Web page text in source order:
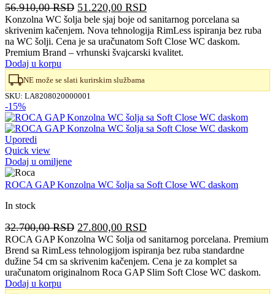
56.910,00RSD Originalna
cena
je
bila:
56.910,00 RSD.
51.220,00 RSDTrenutna
cena
je:
51.220,00 RSD.
Konzolna WC šolja bele sjaj boje od sanitarnog porcelana sa
skrivenim kačenjem. Nova tehnologija RimLess ispiranja bez ruba
na WC šolji. Cena je sa uračunatom Soft Close WC daskom.
Premium Brand – vrhunski švajcarski kvalitet.
Dodaj u korpu
NE može se slati kurirskim službama
SKU: LA8208020000001
-15%
Uporedi
Quick view
Dodaj u omiljene
ROCA GAP Konzolna WC šolja sa Soft Close WC daskom
In stock
32.700,00RSD Originalna
cena
je
bila:
32.700,00 RSD.
27.800,00 RSDTrenutna
cena
je:
27.800,00 RSD.
ROCA GAP Konzolna WC šolja od sanitarnog porcelana. Premium
Brend sa RimLess tehnologijom ispiranja bez ruba standardne
dužine 54 cm sa skrivenim kačenjem. Cena je za komplet sa
uračunatom originalnom Roca GAP Slim Soft Close WC daskom.
Dodaj u korpu